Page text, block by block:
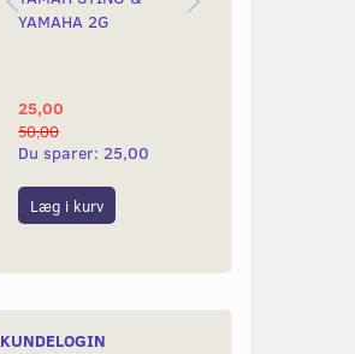
YAMAHA 2G
25,00
50,00
Du sparer: 25,00
Læg i kurv
KUNDELOGIN